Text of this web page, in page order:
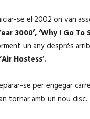
se el 2002 on van
3000’, ‘Why I Go To
un any després
Hostess’.
se per engegar
tornar amb un nou disc.